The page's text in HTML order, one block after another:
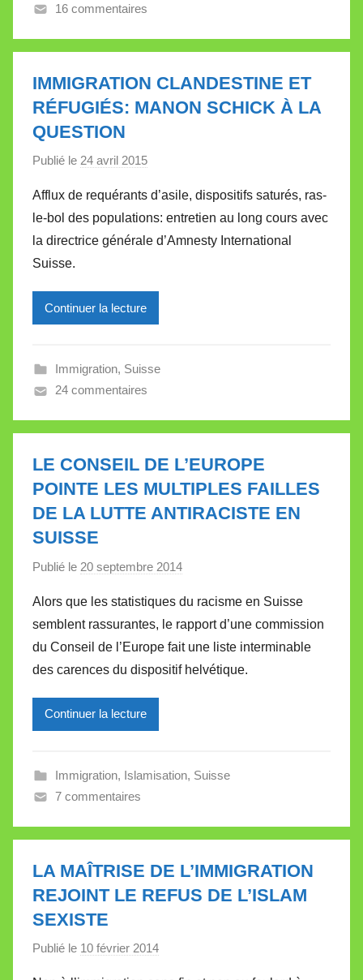
l
t
16 commentaires
IMMIGRATION CLANDESTINE ET
RÉFUGIÉS: MANON SCHICK À LA
QUESTION
Publié le 24 avril 2015
r
M
i
l
e
l
l
t
Afflux de requérants d’asile, dispositifs saturés, ras-
le-bol des populations: entretien au long cours avec
la directrice générale d’Amnesty International
Suisse.
Continuer la lecture
Immigration, Suisse
24 commentaires
LE CONSEIL DE L’EUROPE
POINTE LES MULTIPLES FAILLES
DE LA LUTTE ANTIRACISTE EN
SUISSE
Publié le 20 septembre 2014
r
M
i
r
e
l
l
t
Alors que les statistiques du racisme en Suisse
semblent rassurantes, le rapport d’une commission
du Conseil de l’Europe fait une liste interminable
des carences du dispositif helvétique.
Continuer la lecture
Immigration, Islamisation, Suisse
7 commentaires
LA MAÎTRISE DE L’IMMIGRATION
REJOINT LE REFUS DE L’ISLAM
SEXISTE
Publié le 10 février 2014